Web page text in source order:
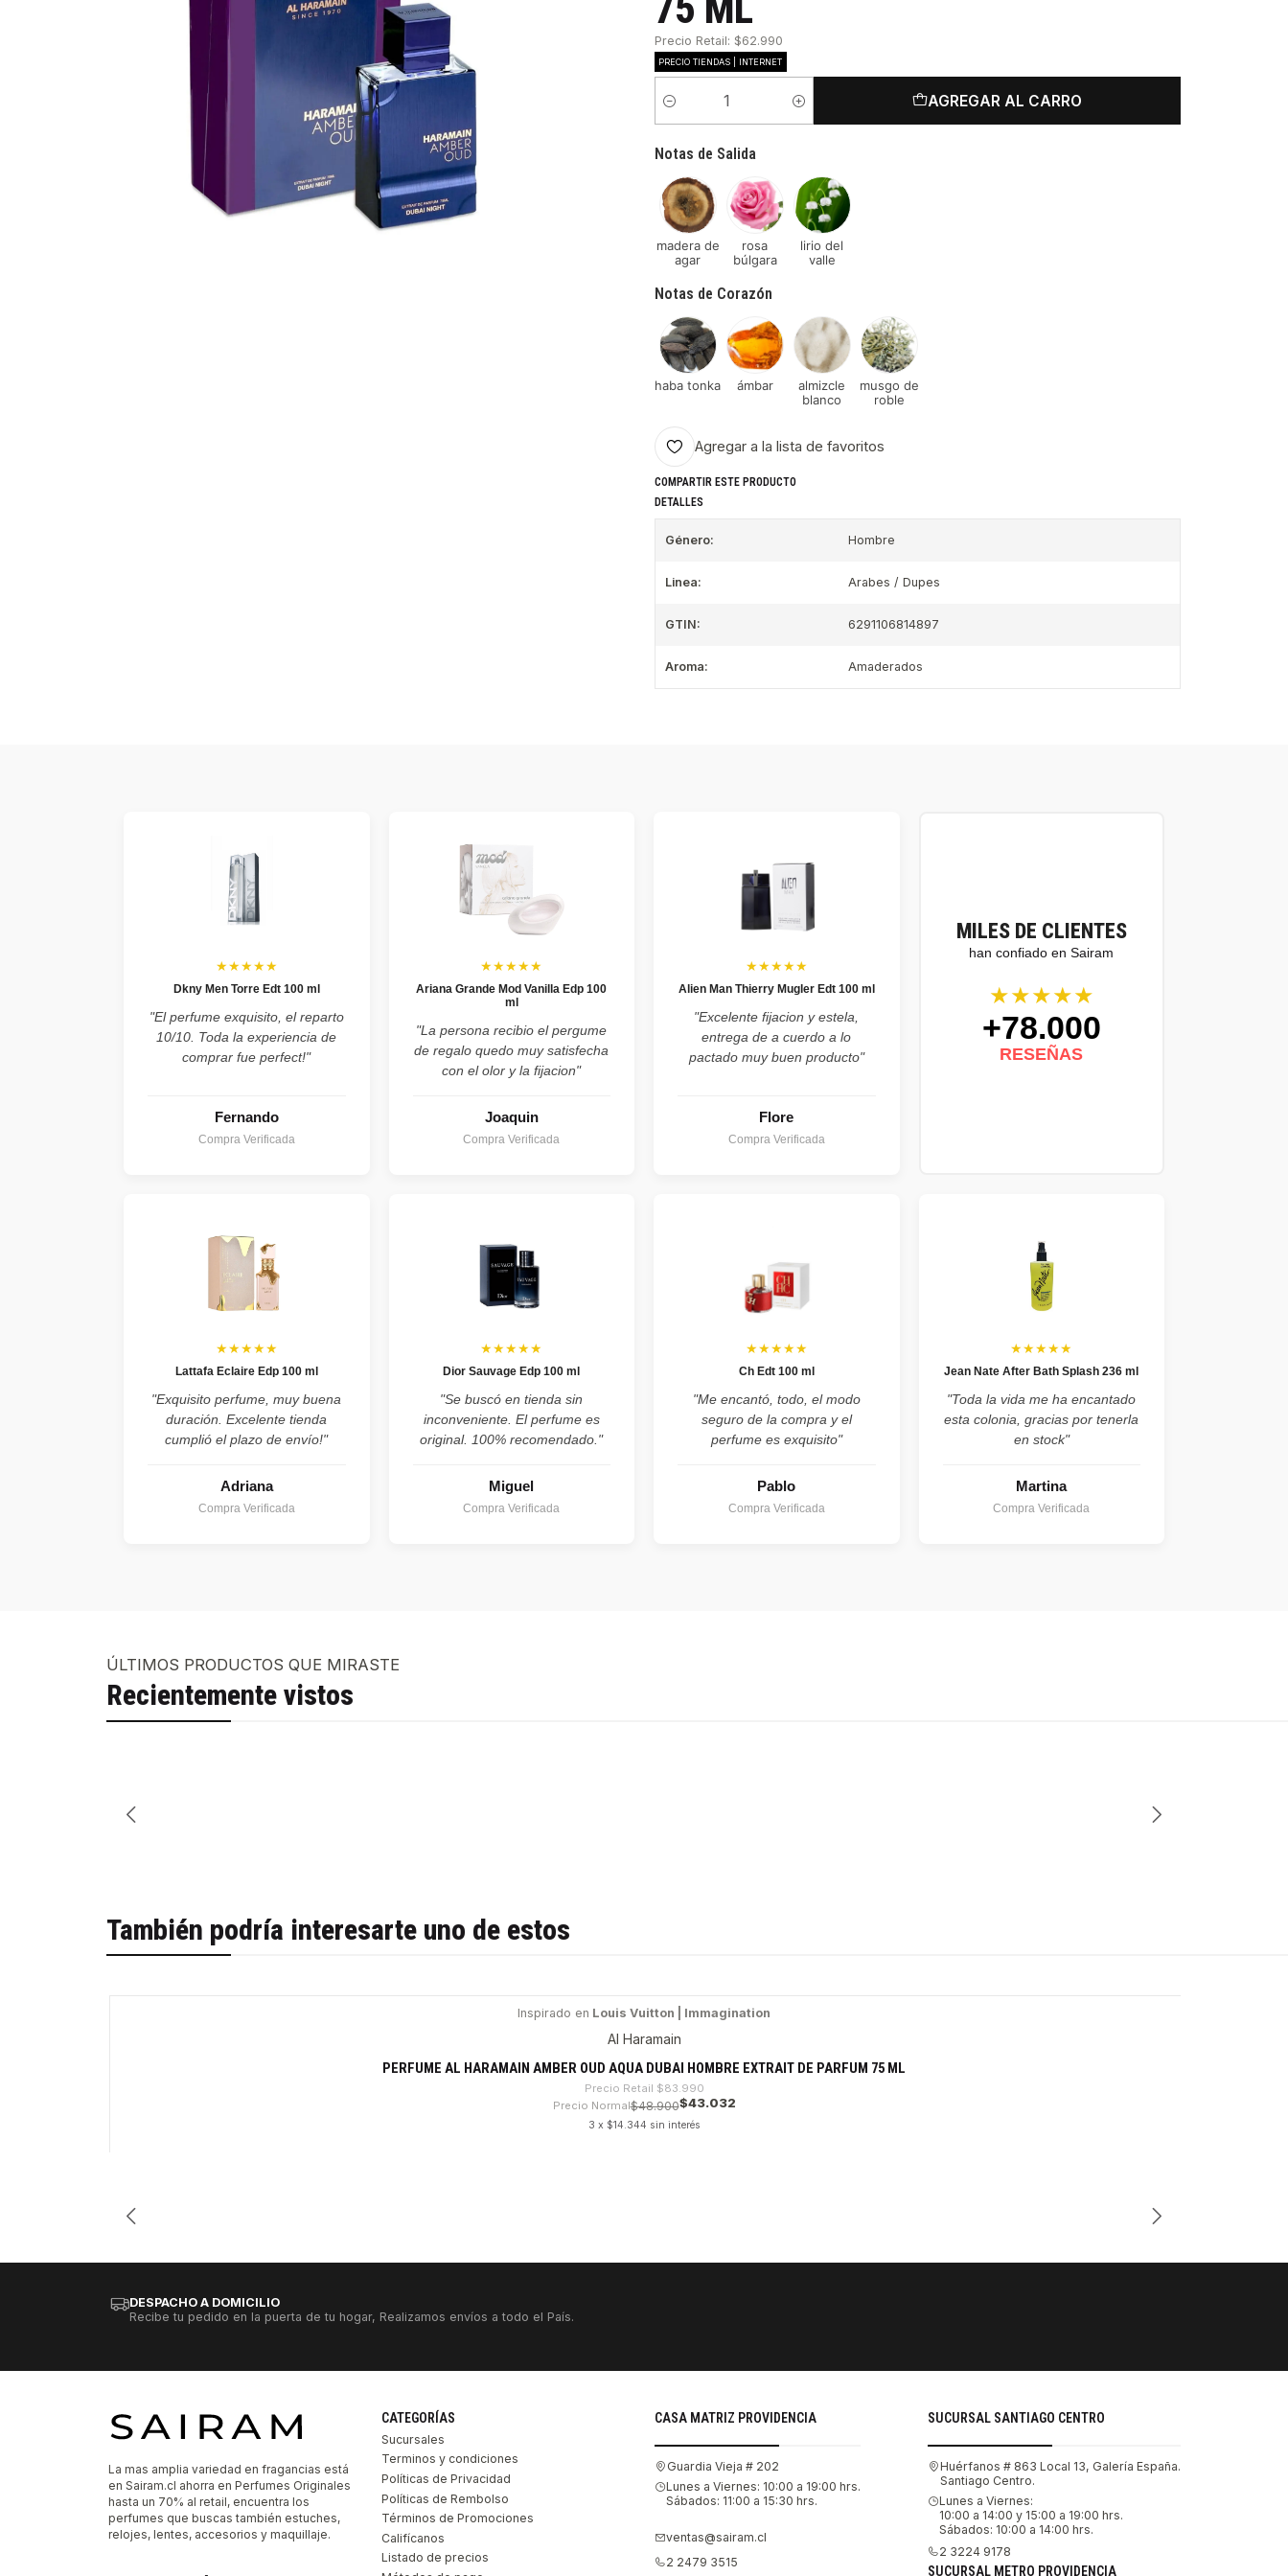
Precio Retail: $62.990
PRECIO TIENDAS | INTERNET
Cantidad
AGREGAR AL CARRO
Notas de Salida
madera de
agar
rosa
búlgara
lirio del
valle
Notas de Corazón
haba tonka ámbar
almizcle
blanco
musgo de
roble
Agregar a la lista de favoritos
COMPARTIR ESTE PRODUCTO
DETALLES
Género: Hombre
Linea: Arabes / Dupes
GTIN: 6291106814897
Aroma: Amaderados
MILES DE CLIENTES
han confiado en Sairam
★★★★★
+78.000
RESEÑAS
★★★★★
Dkny Men Torre Edt 100 ml
"El perfume exquisito, el reparto
10/10. Toda la experiencia de
comprar fue perfect!"
Fernando
Compra Verificada
★★★★★
Ariana Grande Mod Vanilla Edp 100
ml
"La persona recibio el pergume
de regalo quedo muy satisfecha
con el olor y la fijacion"
Joaquin
Compra Verificada
★★★★★
Alien Man Thierry Mugler Edt 100 ml
"Excelente fijacion y estela,
entrega de a cuerdo a lo
pactado muy buen producto"
Flore
Compra Verificada
★★★★★
Lattafa Eclaire Edp 100 ml
"Exquisito perfume, muy buena
duración. Excelente tienda
cumplió el plazo de envío!"
Adriana
Compra Verificada
★★★★★
Dior Sauvage Edp 100 ml
"Se buscó en tienda sin
inconveniente. El perfume es
original. 100% recomendado."
Miguel
Compra Verificada
★★★★★
Ch Edt 100 ml
"Me encantó, todo, el modo
seguro de la compra y el
perfume es exquisito"
Pablo
Compra Verificada
★★★★★
Jean Nate After Bath Splash 236 ml
"Toda la vida me ha encantado
esta colonia, gracias por tenerla
en stock"
Martina
Compra Verificada
ÚLTIMOS PRODUCTOS QUE MIRASTE
Recientemente vistos
También podría interesarte uno de estos
Inspirado en Louis Vuitton | Immagination
Al Haramain
PERFUME AL HARAMAIN AMBER OUD AQUA DUBAI HOMBRE EXTRAIT DE PARFUM 75 ML
Precio Retail $83.990
Precio Normal$48.900$43.032
3 x $14.344 sin interés
DESPACHO A DOMICILIO
Recibe tu pedido en la puerta de tu hogar, Realizamos envíos a todo el País.
La mas amplia variedad en fragancias está
en Sairam.cl ahorra en Perfumes Originales
hasta un 70% al retail, encuentra los
perfumes que buscas también estuches,
relojes, lentes, accesorios y maquillaje.
CATEGORÍAS
Sucursales
Terminos y condiciones
Políticas de Privacidad
Políticas de Rembolso
Términos de Promociones
Califícanos
Listado de precios
CASA MATRIZ PROVIDENCIA
Guardia Vieja # 202
Lunes a Viernes: 10:00 a 19:00 hrs.
Sábados: 11:00 a 15:30 hrs.
ventas@sairam.cl
2 2479 3515
SUCURSAL SANTIAGO CENTRO
Huérfanos # 863 Local 13, Galería España.
Santiago Centro.
Lunes a Viernes:
10:00 a 14:00 y 15:00 a 19:00 hrs.
Sábados: 10:00 a 14:00 hrs.
2 3224 9178
SUCURSAL METRO PROVIDENCIA